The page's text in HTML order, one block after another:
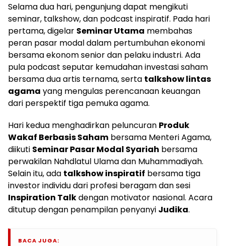
Selama dua hari, pengunjung dapat mengikuti
seminar, talkshow, dan podcast inspiratif. Pada hari
pertama, digelar Seminar Utama membahas
peran pasar modal dalam pertumbuhan ekonomi
bersama ekonom senior dan pelaku industri. Ada
pula podcast seputar kemudahan investasi saham
bersama dua artis ternama, serta talkshow lintas
agama yang mengulas perencanaan keuangan
dari perspektif tiga pemuka agama.
Hari kedua menghadirkan peluncuran Produk
Wakaf Berbasis Saham bersama Menteri Agama,
diikuti Seminar Pasar Modal Syariah bersama
perwakilan Nahdlatul Ulama dan Muhammadiyah.
Selain itu, ada talkshow inspiratif bersama tiga
investor individu dari profesi beragam dan sesi
Inspiration Talkdengan motivator nasional. Acara
ditutup dengan penampilan penyanyi Judika.
BACA JUGA: